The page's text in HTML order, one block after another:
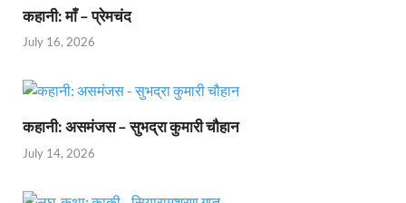
कहानी: माँ – प्रेमचंद
July 16, 2026
कहानी: असमंजस – सुभद्रा कुमारी चौहान
July 14, 2026